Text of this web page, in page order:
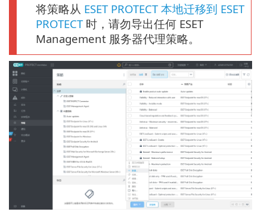
将策略从 ESET PROTECT 本地迁移到 ESET
PROTECT时，请勿导出任何 ESET
Management 服务器代理策略。